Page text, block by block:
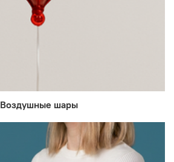
Воздушные шары